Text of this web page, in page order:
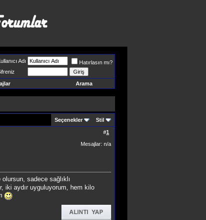
Adı
Hatırlasın mı?
Arama
Seçenekler Stil
#1
Mesajlar: n/a
sadece sağlıklı
iki aydır uyguluyorum, hem kilo